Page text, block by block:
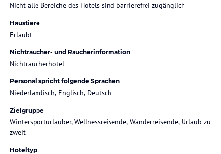
Nicht alle Bereiche des Hotels sind barrierefrei zugänglich
Haustiere
Erlaubt
Nichtraucher- und Raucherinformation
Nichtraucherhotel
Personal spricht folgende Sprachen
Niederländisch, Englisch, Deutsch
Zielgruppe
Wintersporturlauber, Wellnessreisende, Wanderreisende, Urlaub zu
zweit
Hoteltyp